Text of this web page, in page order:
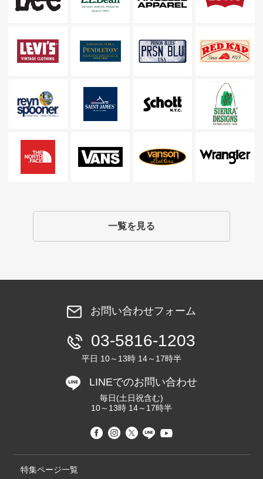
一覧を見る
お問い合わせフォーム
03-5816-1203
平日 10～13時 14～17時半
LINEでのお問い合わせ
毎日(土日祝含む)
10～13時 14～17時半
特集ページ一覧